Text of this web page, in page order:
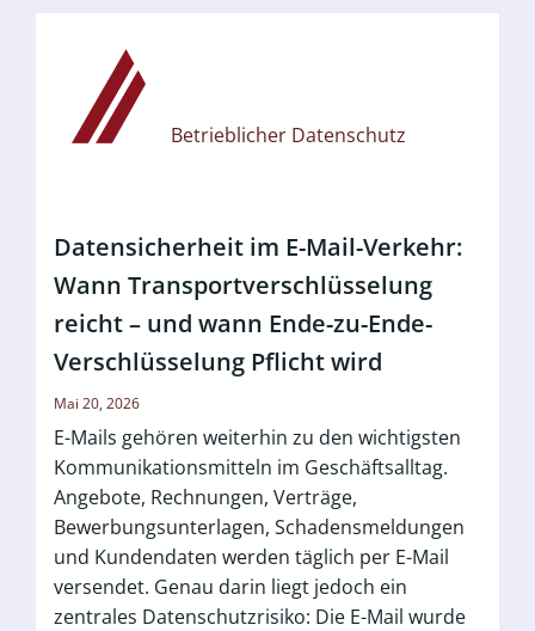
Betrieblicher Datenschutz
Datensicherheit im E-Mail-Verkehr:
Wann Transportverschlüsselung
reicht – und wann Ende-zu-Ende-
Verschlüsselung Pflicht wird
Mai 20, 2026
E-Mails gehören weiterhin zu den wichtigsten
Kommunikationsmitteln im Geschäftsalltag.
Angebote, Rechnungen, Verträge,
Bewerbungsunterlagen, Schadensmeldungen
und Kundendaten werden täglich per E-Mail
versendet. Genau darin liegt jedoch ein
zentrales Datenschutzrisiko: Die E-Mail wurde